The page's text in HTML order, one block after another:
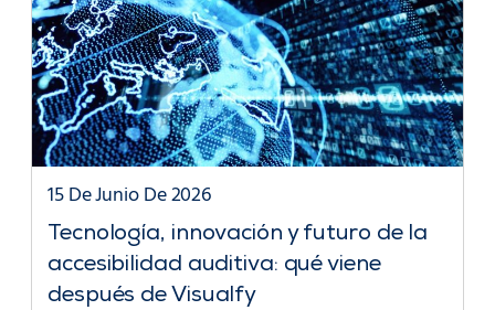
Tecnología, innovación y futuro de la
accesibilidad auditiva: qué viene
después de Visualfy
15 De Junio De 2026